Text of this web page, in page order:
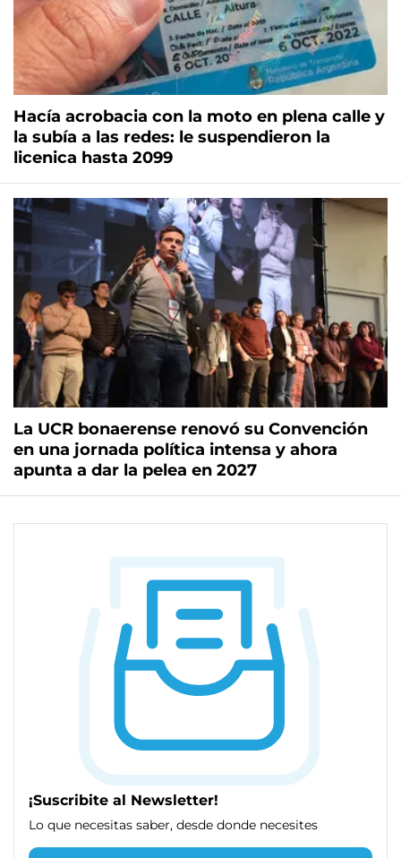
Hacía acrobacia con la moto en plena calle y
la subía a las redes: le suspendieron la
licenica hasta 2099
La UCR bonaerense renovó su Convención
en una jornada política intensa y ahora
apunta a dar la pelea en 2027
¡Suscribite al Newsletter!
Lo que necesitas saber, desde donde necesites